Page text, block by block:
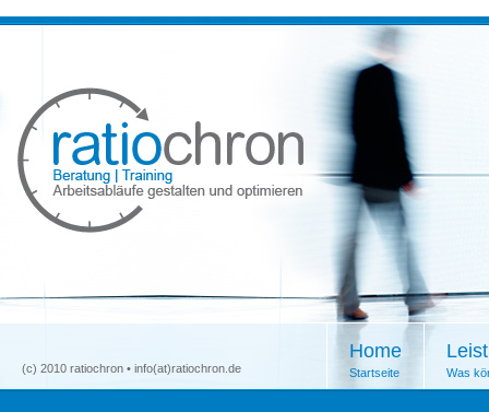
(c) 2010 ratiochron • info(at)ratiochron.de
Home
Startseite Was